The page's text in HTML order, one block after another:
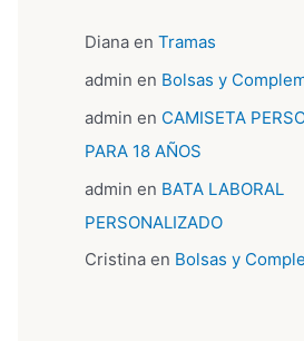
Diana en Tramas
admin en Bolsas y
admin en CAMISETA
PARA 18 AÑOS
admin en BATA LABORAL
PERSONALIZADO
Cristina en Bolsas y